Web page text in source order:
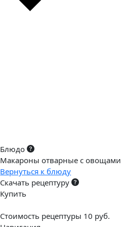
Блюдо
Макароны отварные с овощами
Вернуться к блюду
Скачать рецептуру
Купить
Стоимость рецептуры 10 руб.